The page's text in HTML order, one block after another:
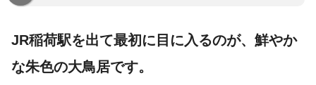
JR稲荷駅を出て最初に目に入るのが、鮮やか
な朱色の大鳥居です。